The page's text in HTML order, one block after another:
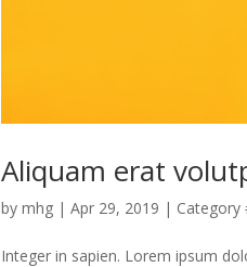
Aliquam erat
bymhg |Apr 29, 2019 | Category
Integer in sapien. Lorem ipsum